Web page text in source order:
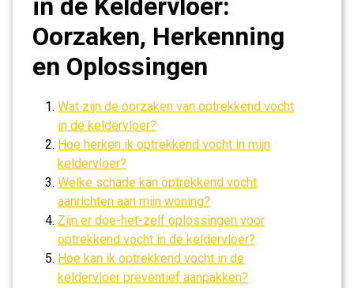
in de Keldervloer:
Oorzaken, Herkenning
en Oplossingen
Wat zijn de oorzaken van optrekkend vocht
in de keldervloer?
Hoe herken ik optrekkend vocht in mijn
keldervloer?
Welke schade kan optrekkend vocht
aanrichten aan mijn woning?
Zijn er doe-het-zelf oplossingen voor
optrekkend vocht in de keldervloer?
Hoe kan ik optrekkend vocht in de
keldervloer preventief aanpakken?